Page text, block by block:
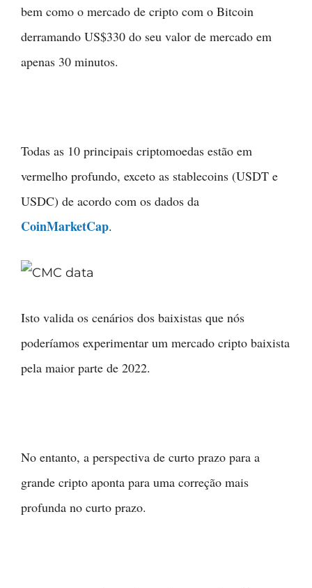
bem como o mercado de cripto com o Bitcoin
derramando US$330 do seu valor de mercado em
apenas 30 minutos.
Todas as 10 principais criptomoedas estão em
vermelho profundo, exceto as stablecoins (USDT e
USDC) de acordo com os dados da
CoinMarketCap.
Isto valida os cenários dos baixistas que nós
poderíamos experimentar um mercado cripto baixista
pela maior parte de 2022.
No entanto, a perspectiva de curto prazo para a
grande cripto aponta para uma correção mais
profunda no curto prazo.